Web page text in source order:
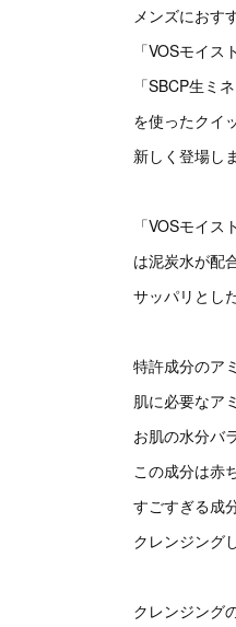
メンズにおす
「VOSモイ
「SBCP生ミ
を使ったクイ
新しく登場し
「VOSモイ
は泥炭水が配
サッパリとし
特許成分のア
肌に必要なア
お肌の水分バ
この成分は赤
すごすぎる成
クレンジング
クレンジング